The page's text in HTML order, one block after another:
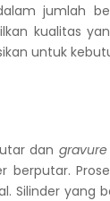
jumlah
kualitas
untuk
dan gravure
Silinder yang